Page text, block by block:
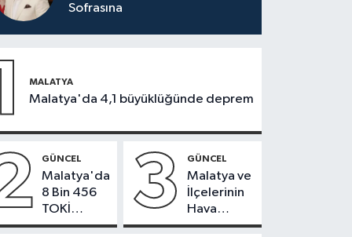
Sofrasına
MALATYA
Malatya'da 4,1 büyüklüğünde deprem
GÜNCEL
Malatya'da
8 Bin 456
TOKİ
Konutunun
3 GÜNCEL
Malatya ve
İlçelerinin
Hava
Durumu -